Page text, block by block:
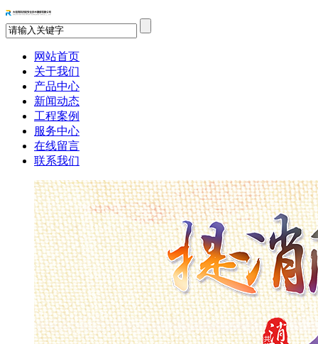
网站首页
关于我们
产品中心
新闻动态
工程案例
服务中心
在线留言
联系我们